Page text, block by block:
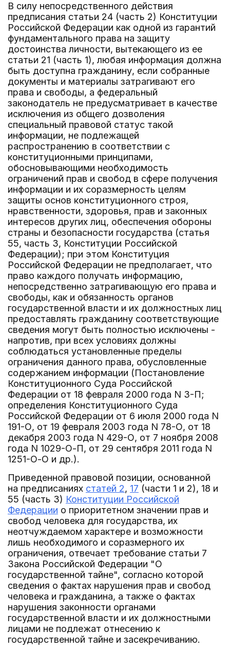
В силу непосредственного действия
предписания статьи 24 (часть 2) Конституции
Российской Федерации как одной из гарантий
фундаментального права на защиту
достоинства личности, вытекающего из ее
статьи 21 (часть 1), любая информация должна
быть доступна гражданину, если собранные
документы и материалы затрагивают его
права и свободы, а федеральный
законодатель не предусматривает в качестве
исключения из общего дозволения
специальный правовой статус такой
информации, не подлежащей
распространению в соответствии с
конституционными принципами,
обосновывающими необходимость
ограничений прав и свобод в сфере получения
информации и их соразмерность целям
защиты основ конституционного строя,
нравственности, здоровья, прав и законных
интересов других лиц, обеспечения обороны
страны и безопасности государства (статья
55, часть 3, Конституции Российской
Федерации); при этом Конституция
Российской Федерации не предполагает, что
право каждого получать информацию,
непосредственно затрагивающую его права и
свободы, как и обязанность органов
государственной власти и их должностных лиц
предоставлять гражданину соответствующие
сведения могут быть полностью исключены -
напротив, при всех условиях должны
соблюдаться установленные пределы
ограничения данного права, обусловленные
содержанием информации (Постановление
Конституционного Суда Российской
Федерации от 18 февраля 2000 года N 3-П;
определения Конституционного Суда
Российской Федерации от 6 июля 2000 года N
191-О, от 19 февраля 2003 года N 78-О, от 18
декабря 2003 года N 429-О, от 7 ноября 2008
года N 1029-О-П, от 29 сентября 2011 года N
1251-О-О и др.).
Приведенной правовой позиции, основанной
на предписаниях статей 2, 17 (части 1 и 2), 18 и
55 (часть 3) Конституции Российской
Федерации о приоритетном значении прав и
свобод человека для государства, их
неотчуждаемом характере и возможности
лишь необходимого и соразмерного их
ограничения, отвечает требование статьи 7
Закона Российской Федерации "О
государственной тайне", согласно которой
сведения о фактах нарушения прав и свобод
человека и гражданина, а также о фактах
нарушения законности органами
государственной власти и их должностными
лицами не подлежат отнесению к
государственной тайне и засекречиванию.